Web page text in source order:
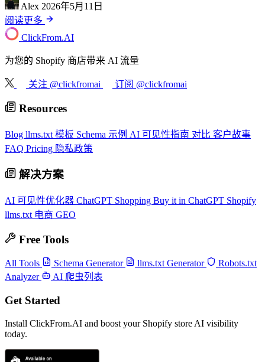
Alex 2026年5月11日
阅读更多
ClickFrom.AI
为您的 Shopify 商店带来 AI 流量
关注 @clickfromai 订阅 @clickfromai
Resources
Blog llms.txt 模板 Schema 示例 AI 可见性指南 对比 客户故事
FAQ Pricing 隐私政策
解决方案
AI 可见性优化器 ChatGPT Shopping Buy it in ChatGPT Shopify
llms.txt 电商 GEO
Free Tools
All Tools Schema Generator llms.txt Generator
Robots.txt
Analyzer
AI 爬虫列表
Get Started
Install ClickFrom.AI and boost your Shopify store AI visibility
today.